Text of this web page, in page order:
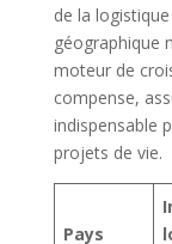
de la
géographique
moteur de
compense,
indispensable
projets de vie.
Pays